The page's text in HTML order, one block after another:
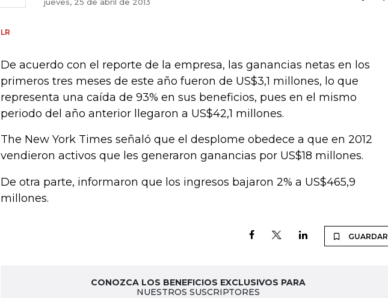
LR
De acuerdo con el reporte de la empresa, las ganancias netas en los
primeros tres meses de este año fueron de US$3,1 millones, lo que
representa una caída de 93% en sus beneficios, pues en el mismo
periodo del año anterior llegaron a US$42,1 millones.
The New York Times señaló que el desplome obedece a que en 2012
vendieron activos que les generaron ganancias por US$18 millones.
De otra parte, informaron que los ingresos bajaron 2% a US$465,9
millones.
GUARDAR
CONOZCA LOS BENEFICIOS EXCLUSIVOS PARA
NUESTROS SUSCRIPTORES